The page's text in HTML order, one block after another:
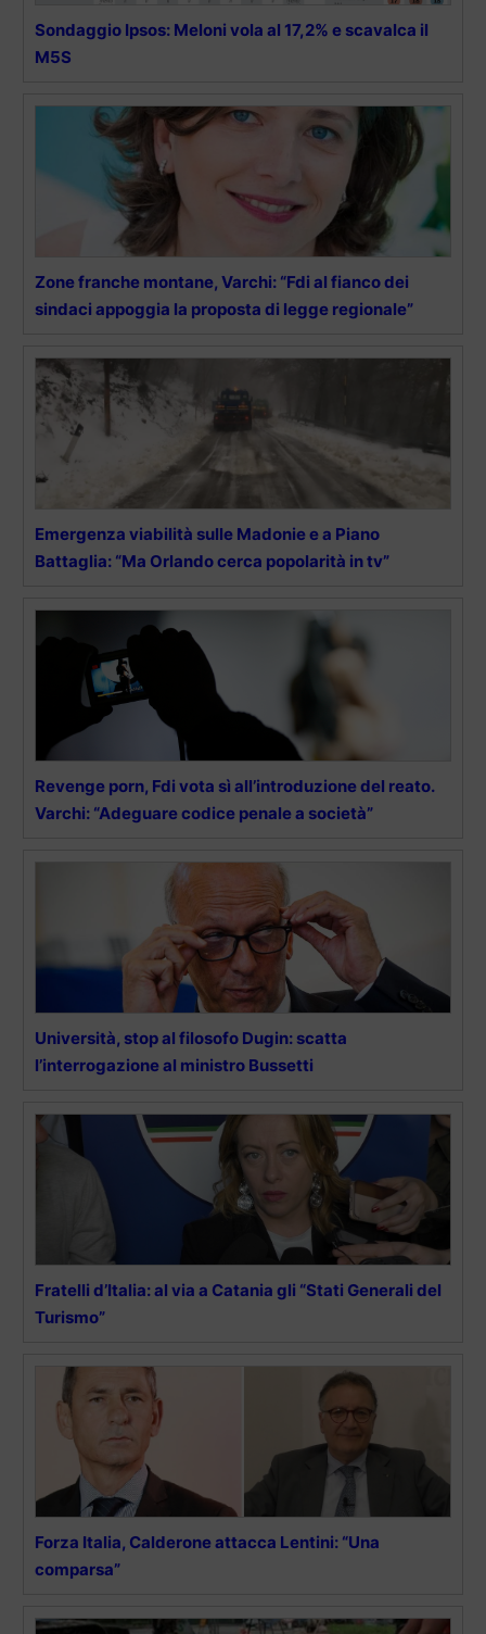
Sondaggio Ipsos: Meloni vola al 17,2% e scavalca il
M5S
Zone franche montane, Varchi: “Fdi al fianco dei
sindaci appoggia la proposta di legge regionale”
Emergenza viabilità sulle Madonie e a Piano
Battaglia: “Ma Orlando cerca popolarità in tv”
Revenge porn, Fdi vota sì all’introduzione del reato.
Varchi: “Adeguare codice penale a società”
Università, stop al filosofo Dugin: scatta
l’interrogazione al ministro Bussetti
Fratelli d’Italia: al via a Catania gli “Stati Generali del
Turismo”
Forza Italia, Calderone attacca Lentini: “Una
comparsa”